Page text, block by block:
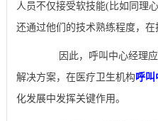
人员不仅接受软技能(比如同理
还通过他们的技术熟练程度，在
因此，呼叫中心经理应
解决方案，在医疗卫生机构呼叫
化发展中发挥关键作用。